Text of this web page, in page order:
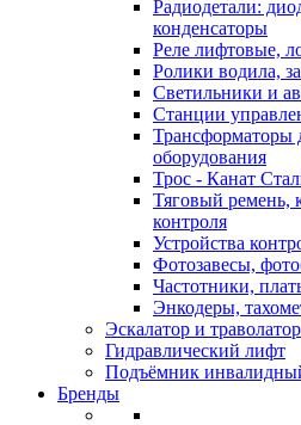
Радиодетали:
конденсаторы
Реле лифтовые,
Ролики водила,
Светильники и
Станции
Трансформаторы
оборудования
Трос - Канат
Тяговый ремень,
контроля
Устройства
Фотозавесы,
Частотники,
Энкодеры,
Эскалатор и траволатор
Гидравлический лифт
Подъёмник
Бренды